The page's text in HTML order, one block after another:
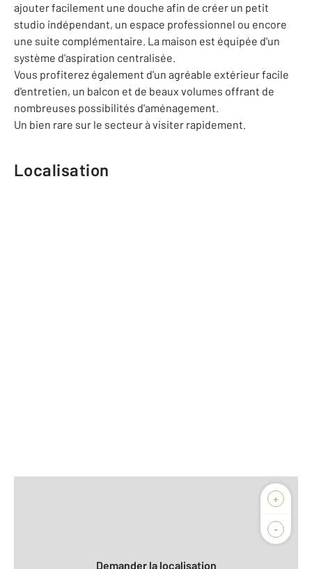
ajouter facilement une douche afin de créer un petit
studio indépendant, un espace professionnel ou encore
une suite complémentaire. La maison est équipée d'un
système d'aspiration centralisée.
Vous profiterez également d'un agréable extérieur facile
d'entretien, un balcon et de beaux volumes offrant de
nombreuses possibilités d'aménagement.
Un bien rare sur le secteur à visiter rapidement.
Localisation
+
-
Biens vendus
Demander la localisation